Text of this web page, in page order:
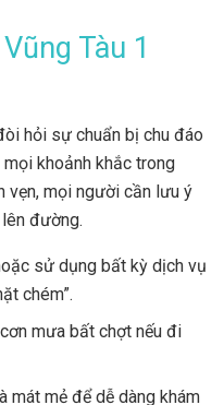
Tàu 1
hỏi sự chuẩn bị chu đáo
khoảnh khắc trong
vẹn, mọi người cần lưu ý
đường.
sử dụng bất kỳ dịch vụ
chém”.
mưa bất chợt nếu đi
mát mẻ để dễ dàng khám